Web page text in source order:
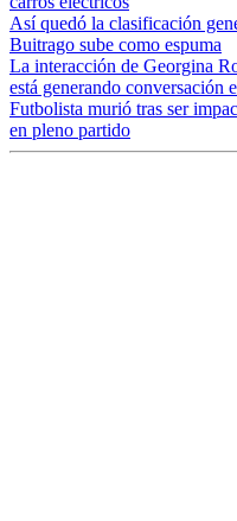
Así quedó la clasificación
Buitrago sube como espuma
La interacción de Georgina
está generando conversación
Futbolista murió tras ser
en pleno partido